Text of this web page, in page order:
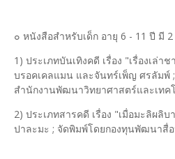
๐ หนังสือสำหรับเด็ก อายุ 6 - 11 ปี มี 2
1) ประเภทบันเทิงคดี เรื่อง "เรื่องเล่
บรอคเคลแมน และจันทร์เพ็ญ ศรลัมพ์
สำนักงานพัฒนาวิทยาศาสตร์และเทค
2) ประเภทสารคดี เรื่อง "เมื่อมะลิผลิ
ปาละมะ ; จัดพิมพ์โดยกองทุนพัฒนาสื่